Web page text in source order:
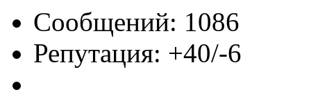
Сообщений: 1086
Репутация: +40/-6